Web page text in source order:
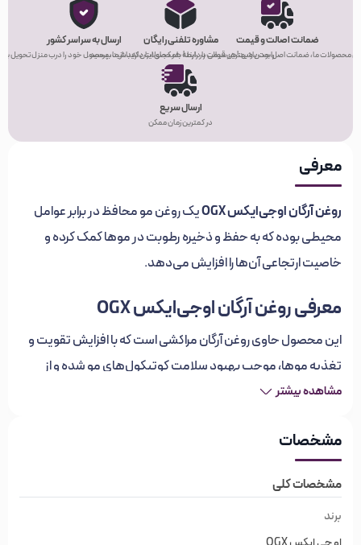
ضمانت اصالت و قیمت
محصولات ما، ضمانت اصل بودن و بهترین قیمت را دارند!
مشاوره تلفنی رایگان
راحت باشید! هر سوالی در رابطه با محصولات دارید، از ما بپرسید.
ارسال به سراسر کشور
هر کجای ایران که باشید، محصول خود را درب منزل تحویل
ارسال سریع
در کمترین زمان ممکن
معرفی
روغن آرگان او‌جی‌ایکس OGX
یک روغن مو محافظ در برابر عوامل
محیطی بوده که به حفظ و ذخیره رطوبت در موها کمک کرده و
خاصیت ارتجاعی آن‌ها را افزایش می‌دهد.
معرفی روغن آرگان او‌جی‌ایکس OGX
این محصول حاوی روغن آرگان مراکشی است که با افزایش تقویت و
تغذیه موها، موجب بهبود سلامت کوتیکول‌های مو شده و از
آن‌ها در برابر خشکی و شکنندگی محافظت می‌کند. استفاده از
می‌شود؛ همچنین با رطوبت رسانی از بروز موخوره جلوگیری می‌کند
ویژگی‌های روغن آرگان او‌جی‌ایکس OGX
مشاهده بیشتر
مشخصات
مشخصات کلی
برند